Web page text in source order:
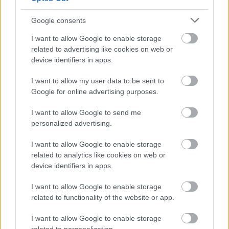
Google consents
I want to allow Google to enable storage
related to advertising like cookies on web or
device identifiers in apps.
I want to allow my user data to be sent to
Google for online advertising purposes.
I want to allow Google to send me
personalized advertising.
I want to allow Google to enable storage
related to analytics like cookies on web or
device identifiers in apps.
I want to allow Google to enable storage
related to functionality of the website or app.
I want to allow Google to enable storage
HERRAMIENTAS Y ACCESORIOS
MANGO METALICO PARA
0out of 5
3,60€
AÑADIR AL CARRITO
deseos